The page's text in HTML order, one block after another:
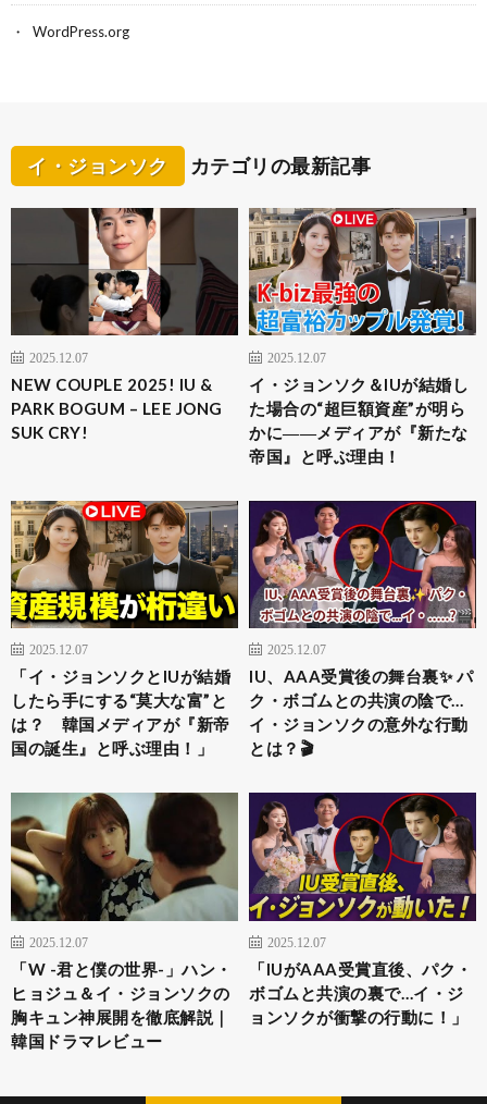
WordPress.org
イ・ジョンソク カテゴリの最新記事
2025.12.07
NEW COUPLE 2025! IU &
PARK BOGUM – LEE JONG
SUK CRY!
2025.12.07
イ・ジョンソク＆IUが結婚し
た場合の“超巨額資産”が明ら
かに――メディアが『新たな
帝国』と呼ぶ理由！
2025.12.07
「イ・ジョンソクとIUが結婚
したら手にする“莫大な富”と
は？ 韓国メディアが『新帝
国の誕生』と呼ぶ理由！」
2025.12.07
IU、AAA受賞後の舞台裏✨ パ
ク・ボゴムとの共演の陰で…
イ・ジョンソクの意外な行動
とは？🎬
2025.12.07
「W -君と僕の世界-」ハン・
ヒョジュ＆イ・ジョンソクの
胸キュン神展開を徹底解説｜
韓国ドラマレビュー
2025.12.07
「IUがAAA受賞直後、パク・
ボゴムと共演の裏で…イ・ジ
ョンソクが衝撃の行動に！」